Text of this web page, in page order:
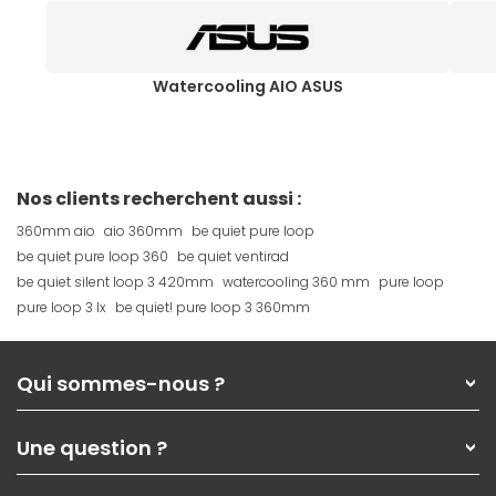
Watercooling AIO ASUS
Nos clients recherchent aussi :
360mm aio aio 360mm be quiet pure loop
be quiet pure loop 360 be quiet ventirad
be quiet silent loop 3 420mm watercooling 360 mm pure loop
pure loop 3 lx be quiet! pure loop 3 360mm
Qui sommes-nous ?
Nos services
Les magasins Materiel.net
Une question ?